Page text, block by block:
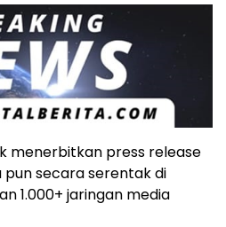
menerbitkan press release
secara serentak di
1.000+ jaringan media